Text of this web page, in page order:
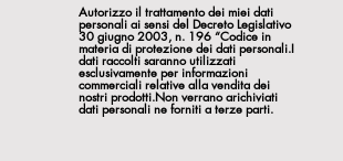
Autorizzo il trattamento dei miei dati
personali ai sensi del Decreto Legislativo
30 giugno 2003, n. 196 “Codice in
materia di protezione dei dati personali.I
dati raccolti saranno utilizzati
esclusivamente per informazioni
commerciali relative alla vendita dei
nostri prodotti.Non verrano arichiviati
dati personali ne forniti a terze parti.